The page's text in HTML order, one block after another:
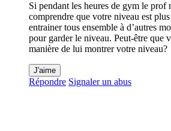
Si pendant les heures de gym le prof
comprendre que votre niveau est
entrainer tous ensemble à d’autres
pour garder le niveau. Peut-être que
manière de lui montrer votre niveau?
J'aime
Répondre Signaler un abus